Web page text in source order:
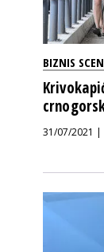
BIZNIS
31/07/2021 |